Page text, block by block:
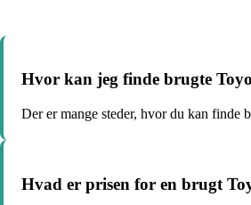
Hvor kan jeg finde brugte
Der er mange steder, hvor du kan finde
Hvad er prisen for en brugt